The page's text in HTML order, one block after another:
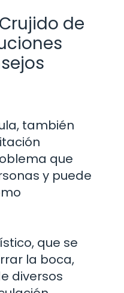
de
también
que
y puede
que se
la boca,
diversos